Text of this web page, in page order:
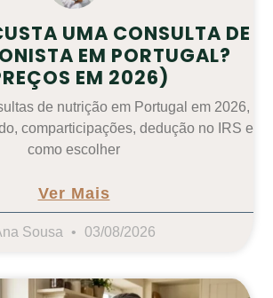
UMA CONSULTA DE
EM PORTUGAL?
EM 2026)
de nutrição em Portugal em 2026,
comparticipações, dedução no IRS e
como escolher
Ver Mais
Sousa 03/08/2026